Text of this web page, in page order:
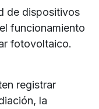
de dispositivos
funcionamiento
fotovoltaico.
registrar
la